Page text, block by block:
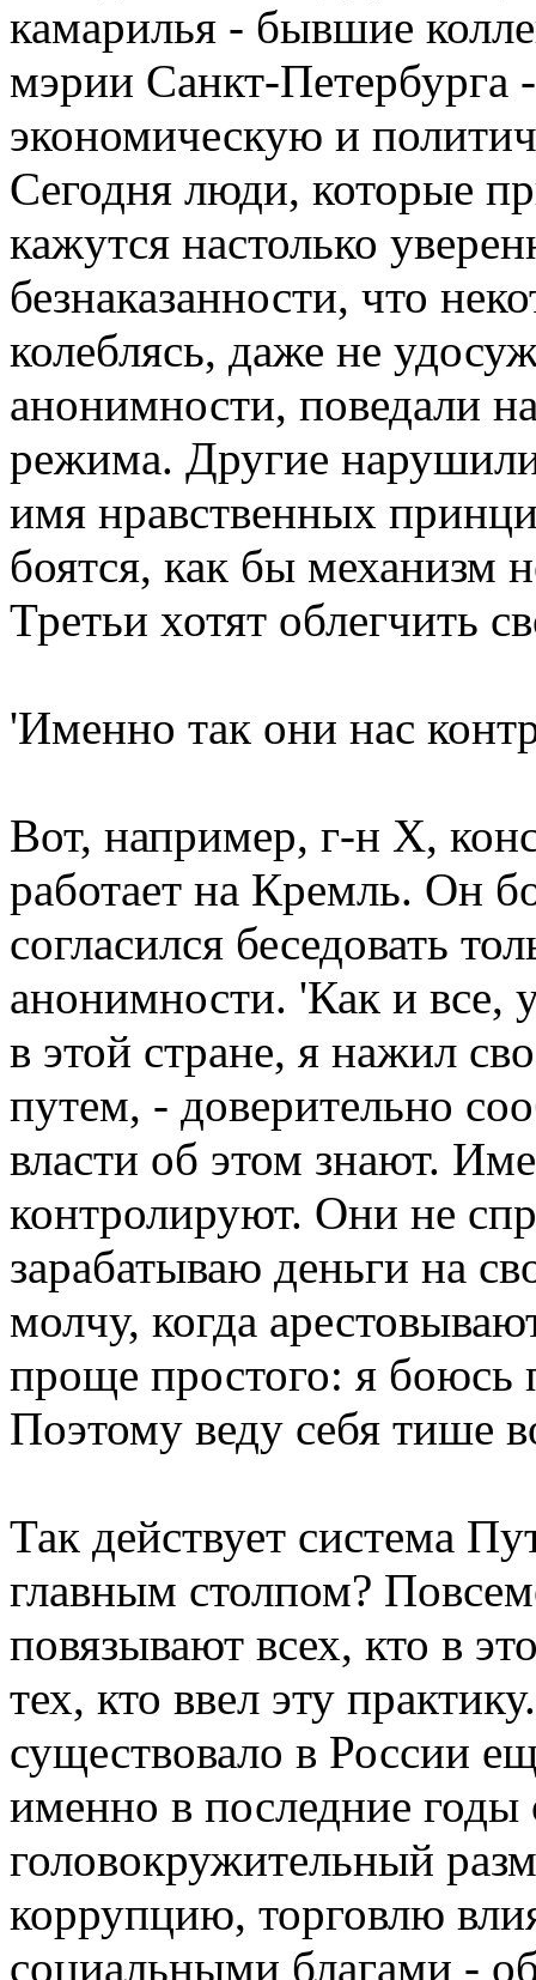
камарилья - бывшие
мэрии Санкт-Петербурга -
экономическую и
Сегодня люди, которые
кажутся настолько
безнаказанности, что
колеблясь, даже не
анонимности, поведали
режима. Другие
имя нравственных
боятся, как бы механизм
Третьи хотят облегчить
'Именно так они нас
Вот, например, г-н Х,
работает на Кремль. Он
согласился беседовать
анонимности. 'Как и все,
в этой стране, я нажил
путем, - доверительно
власти об этом знают.
контролируют. Они не
зарабатываю деньги на
молчу, когда
проще простого: я боюсь
Поэтому веду себя тише
Так действует система
главным столпом?
повязывают всех, кто в
тех, кто ввел эту
существовало в России
именно в последние
головокружительный
коррупцию, торговлю
социальными благами -